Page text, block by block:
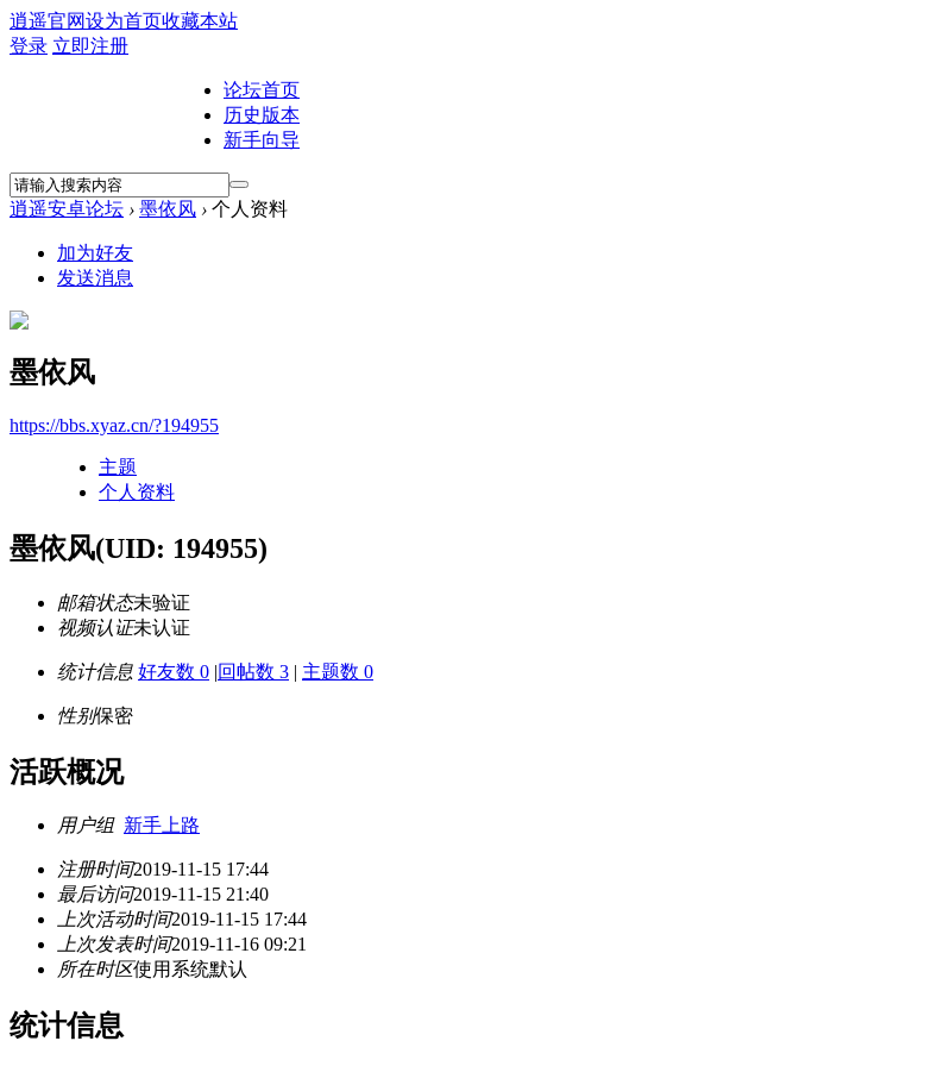
逍遥官网设为首页收藏本站
登录 立即注册
论坛首页
历史版本
新手向导
逍遥安卓论坛 › 墨依风 › 个人资料
加为好友
发送消息
墨依风
https://bbs.xyaz.cn/?194955
主题
个人资料
墨依风(UID: 194955)
邮箱状态未验证
视频认证未认证
统计信息 好友数 0 |回帖数 3 | 主题数 0
性别保密
活跃概况
用户组 新手上路
注册时间2019-11-15 17:44
最后访问2019-11-15 21:40
上次活动时间2019-11-15 17:44
上次发表时间2019-11-16 09:21
所在时区使用系统默认
统计信息